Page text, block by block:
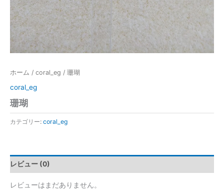
ホーム / coral_eg / 珊瑚
coral_eg
珊瑚
カテゴリー: coral_eg
レビュー (0)
レビューはまだありません。